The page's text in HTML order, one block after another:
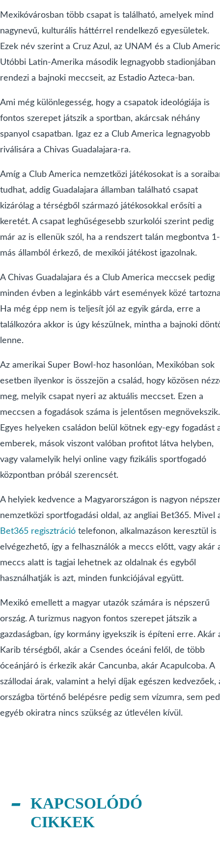
Mexikóvárosban több csapat is található, amelyek mind
nagynevű, kulturális háttérrel rendelkező egyesületek.
Ezek név szerint a Cruz Azul, az UNAM és a Club
Utóbbi Latin-Amerika második legnagyobb stadionjában
rendezi a bajnoki meccseit, az Estadio Azteca-ban.
Ami még különlegesség, hogy a csapatok ideológiája is
fontos szerepet játszik a sportban, akárcsak néhány
spanyol csapatban. Igaz ez a Club America legnagyobb
riválisára a Chivas Guadalajara-ra.
Amíg a Club America nemzetközi játékosokat is a
tudhat, addig Guadalajara államban található csapat
kizárólag a térségből származó játékosokkal erősíti a
keretét. A csapat leghűségesebb szurkolói szerint pedig
már az is ellenük szól, ha a rendszert talán megbontva
más államból érkező, de mexikói játékost igazolnak.
A Chivas Guadalajara és a Club America meccsek pedig
minden évben a leginkább várt események közé
Ha még épp nem is teljesít jól az egyik gárda, erre a
találkozóra akkor is úgy készülnek, mintha a bajnoki
lenne.
Az amerikai Super Bowl-hoz hasonlóan, Mexikóban sok
esetben ilyenkor is összejön a család, hogy közösen
meg, melyik csapat nyeri az aktuális meccset. Ezen a
meccsen a fogadások száma is jelentősen megnövekszik.
Egyes helyeken családon belül kötnek egy-egy fogadást
emberek, mások viszont valóban profitot látva helyben,
vagy valamelyik helyi online vagy fizikális sportfogadó
központban próbál szerencsét.
A helyiek kedvence a Magyarországon is nagyon
nemzetközi sportfogadási oldal, az angliai Bet365. Mivel
Bet365 regisztráció telefonon, alkalmazáson keresztül is
elvégezhető, így a felhasználók a meccs előtt, vagy akár
meccs alatt is tagjai lehetnek az oldalnak és egyből
használhatják is azt, minden funkciójával együtt.
Mexikó emellett a magyar utazók számára is népszerű
ország. A turizmus nagyon fontos szerepet játszik a
gazdaságban, így kormány igyekszik is építeni erre. Akár
Karib térségből, akár a Csendes óceáni felől, de több
óceánjáró is érkezik akár Cancunba, akár Acapulcoba. A
szállodai árak, valamint a helyi díjak egészen kedvezőek,
országba történő belépésre pedig sem vízumra, sem
egyéb okiratra nincs szükség az útlevélen kívül.
KAPCSOLÓDÓ
CIKKEK